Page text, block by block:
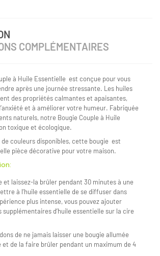
COMPLÉMENTAIRES
à Huile Essentielle est conçue pour vous
après une journée stressante. Les huiles
des propriétés calmantes et apaisantes,
et à améliorer votre humeur. Fabriquée
naturels, notre Bougie Couple à Huile
toxique et écologique.
de couleurs disponibles, cette bougie est
pièce décorative pour votre maison.
et laissez-la brûler pendant 30 minutes à une
à l’huile essentielle de se diffuser dans
plus intense, vous pouvez ajouter
supplémentaires d’huile essentielle sur la cire
de ne jamais laisser une bougie allumée
et de la faire brûler pendant un maximum de 4